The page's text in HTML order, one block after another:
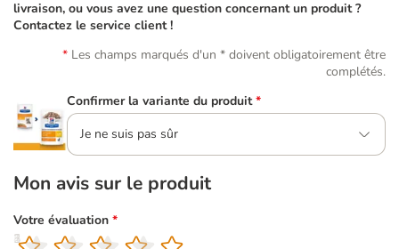
livraison, ou vous avez une question concernant un produit ?
Contactez le service client !
Les champs marqués d'un * doivent obligatoirement être
complétés.
Confirmer la variante du produit *
Je ne suis pas sûr
Mon avis sur le produit
Votre évaluation *
1
2
3
4
5